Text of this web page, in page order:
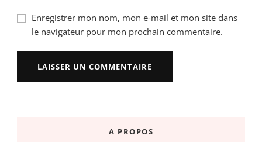
Enregistrer mon nom, mon e-mail et mon site dans
le navigateur pour mon prochain commentaire.
A PROPOS